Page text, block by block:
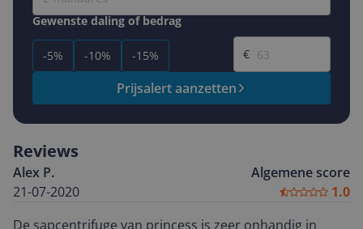
Gewenste daling of bedrag
-5% -10% -15%
Gewenste prijs
€
Prijsalert aanzetten
Reviews
Alex P.
21-07-2020
Algemene score
1.0
De sapcentrifuge van princess is zeer onhandig in